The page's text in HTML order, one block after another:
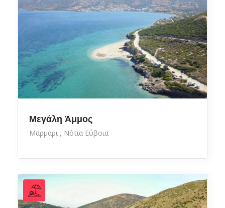
Μεγάλη Άμμος
Μαρμάρι Νότια Εύβοια